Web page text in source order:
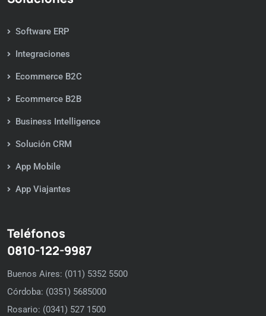
Software ERP
Integraciones
Ecommerce B2C
Ecommerce B2B
Business Intelligence
Solución CRM
App Mobile
App Viajantes
Teléfonos
0810-122-9987
Buenos Aires: (011) 5352 5500
Córdoba: (0351) 5685000
Rosario: (0341) 527 1500